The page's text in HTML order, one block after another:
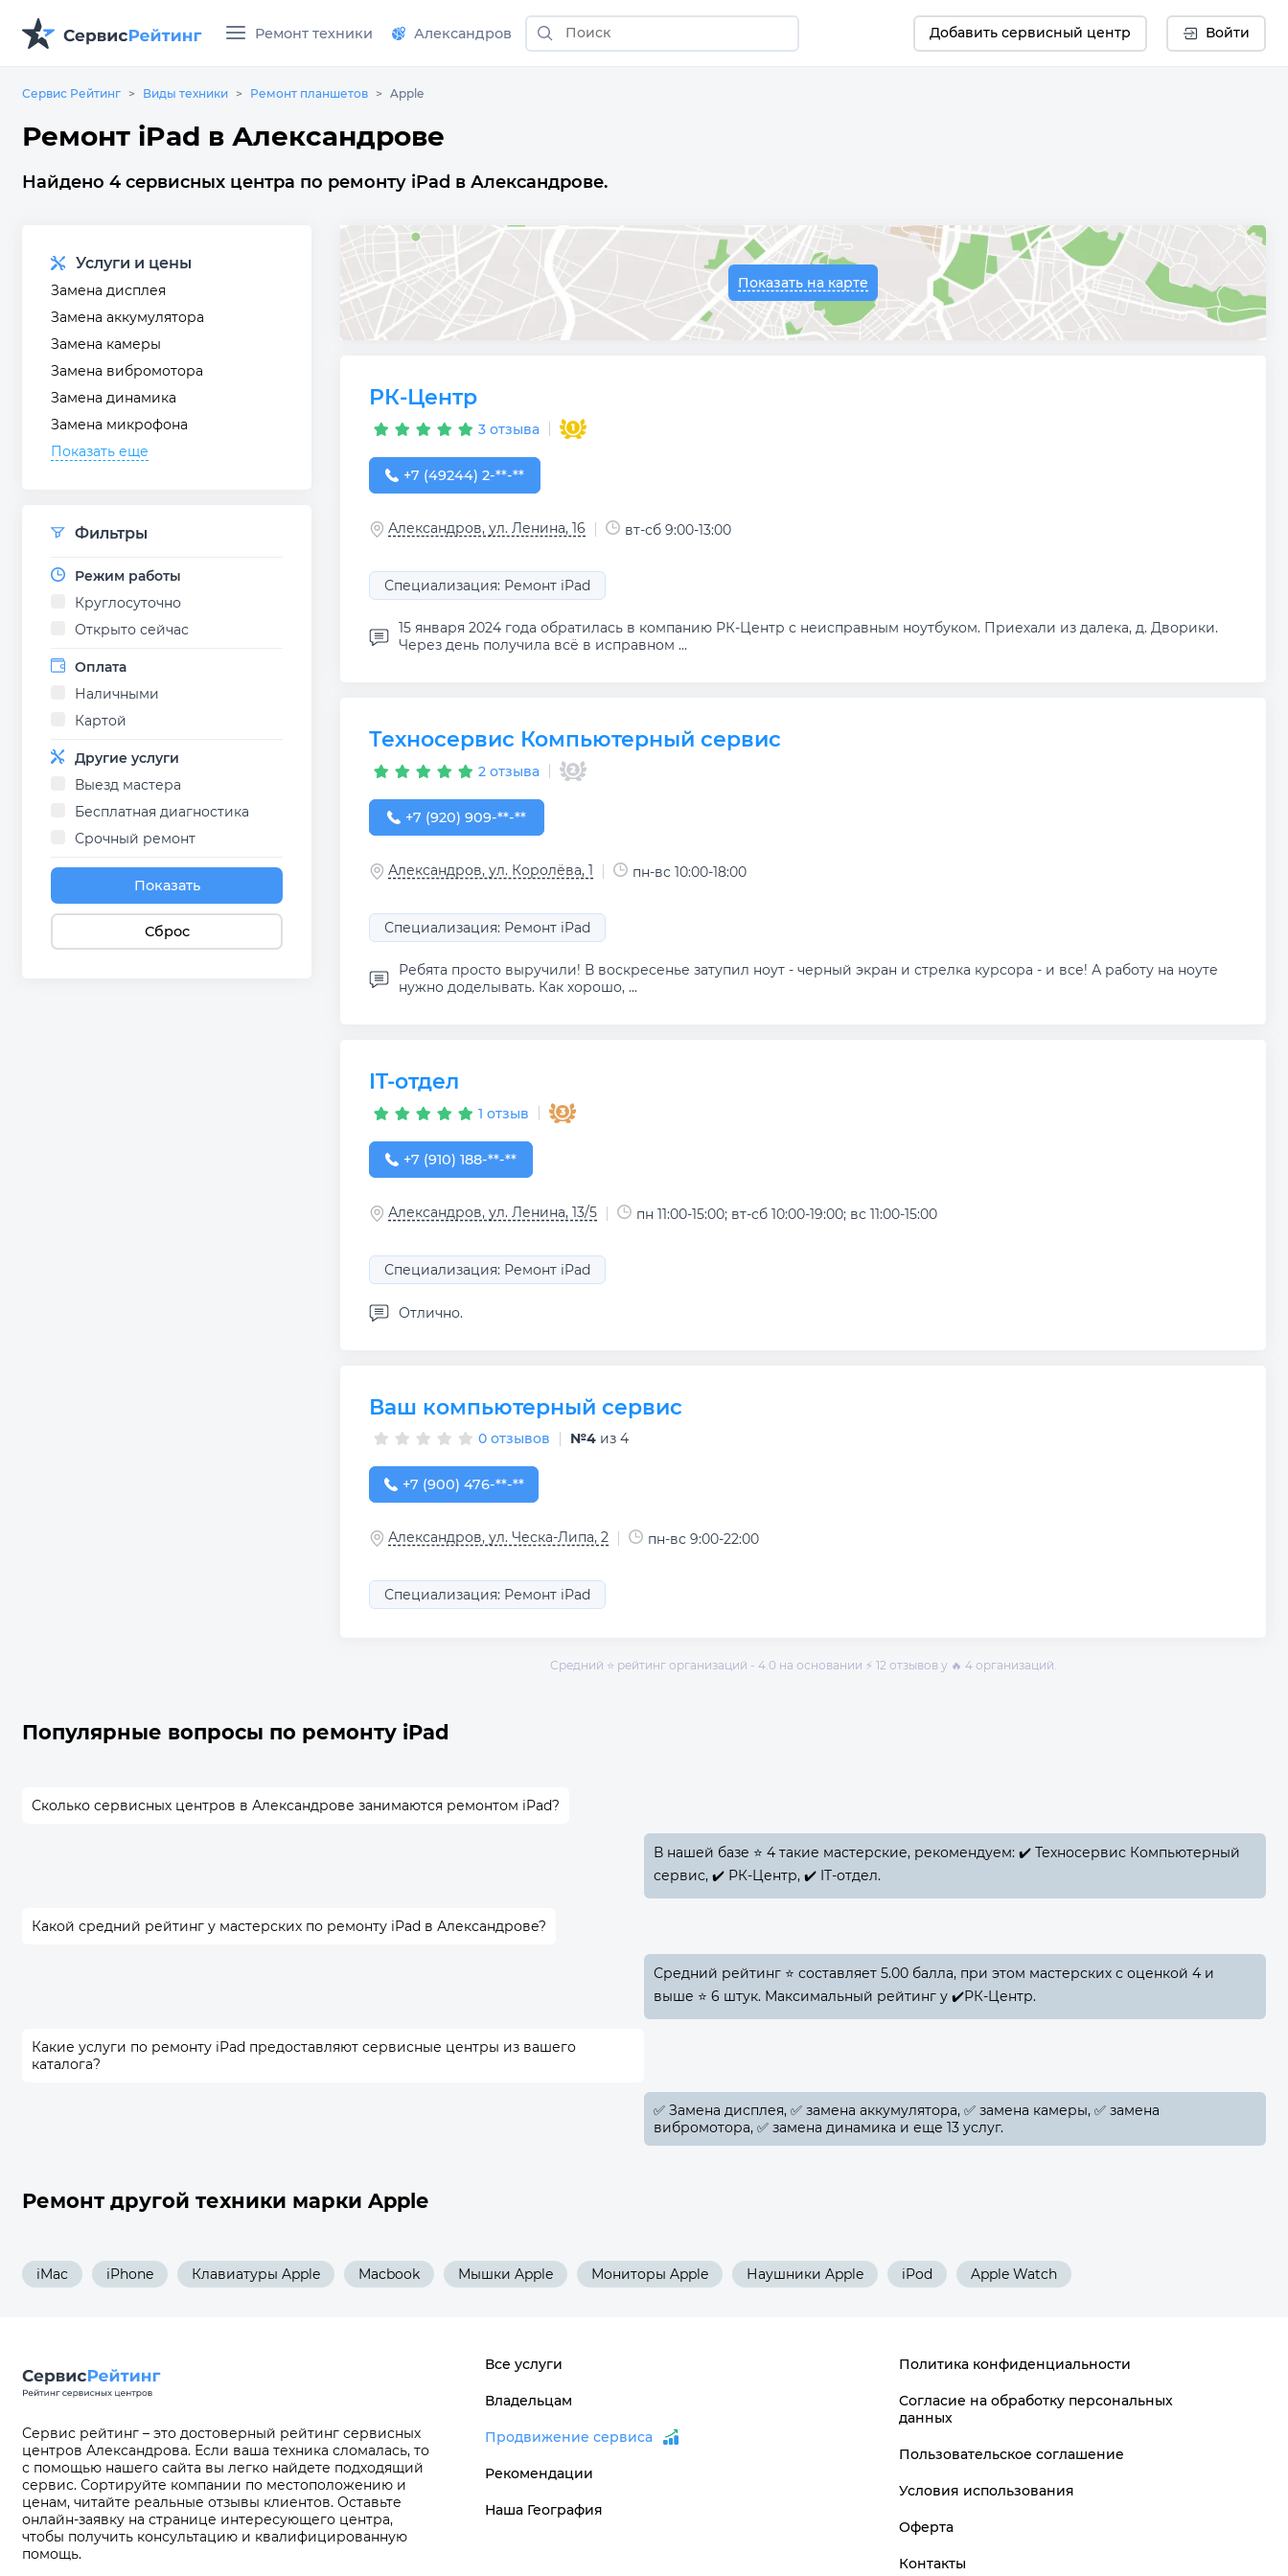
Ремонт техники Александров Добавить сервисный центр Войти
Сервис Рейтинг Виды техники Ремонт планшетов Apple
Ремонт iPad в Александрове
Найдено 4 сервисных центра по ремонту iPad в Александрове.
Услуги и цены
Замена дисплея
Замена аккумулятора
Замена камеры
Замена вибромотора
Замена динамика
Замена микрофона
Показать еще
Фильтры
Режим работы
Круглосуточно
Открыто сейчас
Оплата
Наличными
Картой
Другие услуги
Выезд мастера
Бесплатная диагностика
Срочный ремонт
Показать
Сброс
Показать на карте
РК-Центр
3 отзыва
+7 (49244) 2-04-61
+7 (49244) 2-**-**
Александров, ул. Ленина, 16 вт-сб 9:00-13:00
Специализация: Ремонт iPad
15 января 2024 года обратилась в компанию РК-Центр с неисправным ноутбуком. Приехали из далека, д. Дворики.
Через день получила всё в исправном ...
Техносервис Компьютерный сервис
2 отзыва
+7 (920) 909-09-90
+7 (920) 909-**-**
Александров, ул. Королёва, 1 пн-вс 10:00-18:00
Специализация: Ремонт iPad
Ребята просто выручили! В воскресенье затупил ноут - черный экран и стрелка курсора - и все! А работу на ноуте
нужно доделывать. Как хорошо, ...
IT-отдел
1 отзыв
+7 (910) 188-95-65
+7 (910) 188-**-**
Александров, ул. Ленина, 13/5 пн 11:00-15:00; вт-сб 10:00-19:00; вс 11:00-15:00
Специализация: Ремонт iPad
Отлично.
Ваш компьютерный сервис
0 отзывов №4 из 4
+7 (900) 476-98-15
+7 (900) 476-**-**
Александров, ул. Ческа-Липа, 2 пн-вс 9:00-22:00
Специализация: Ремонт iPad
Средний ⭐ рейтинг организаций - 4.0 на основании ⚡ 12 отзывов у 🔥 4 организаций.
Популярные вопросы по ремонту iPad
Сколько сервисных центров в Александрове занимаются ремонтом iPad?
В нашей базе ⭐ 4 такие мастерские, рекомендуем: ✔️ Техносервис Компьютерный
сервис, ✔️ РК-Центр, ✔️ IT-отдел.
Какой средний рейтинг у мастерских по ремонту iPad в Александрове?
Средний рейтинг ⭐ составляет 5.00 балла, при этом мастерских с оценкой 4 и
выше ⭐ 6 штук. Максимальный рейтинг у ✔️РК-Центр.
Какие услуги по ремонту iPad предоставляют сервисные центры из вашего
каталога?
✅️ Замена дисплея, ✅️ замена аккумулятора, ✅️ замена камеры, ✅️ замена
вибромотора, ✅️ замена динамика и еще 13 услуг.
Ремонт другой техники марки Apple
iMac iPhone Клавиатуры Apple Macbook Мышки Apple Мониторы Apple Наушники Apple iPod Apple Watch
Сервис рейтинг – это достоверный рейтинг сервисных
центров Александрова. Если ваша техника сломалась, то
с помощью нашего сайта вы легко найдете подходящий
сервис. Сортируйте компании по местоположению и
ценам, читайте реальные отзывы клиентов. Оставьте
онлайн-заявку на странице интересующего центра,
чтобы получить консультацию и квалифицированную
помощь.
Все услуги
Владельцам
Продвижение сервиса
Рекомендации
Наша География
Политика конфиденциальности
Согласие на обработку персональных
данных
Пользовательское соглашение
Условия использования
Оферта
Контакты